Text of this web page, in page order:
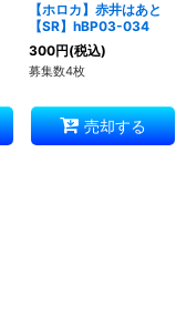
【ホロカ】赤井はあと
【SR】hBP03-034
300円(税込)
募集数4枚
売却する